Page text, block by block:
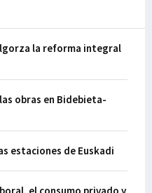
la reforma integral
obras en Bidebieta-
estaciones de Euskadi